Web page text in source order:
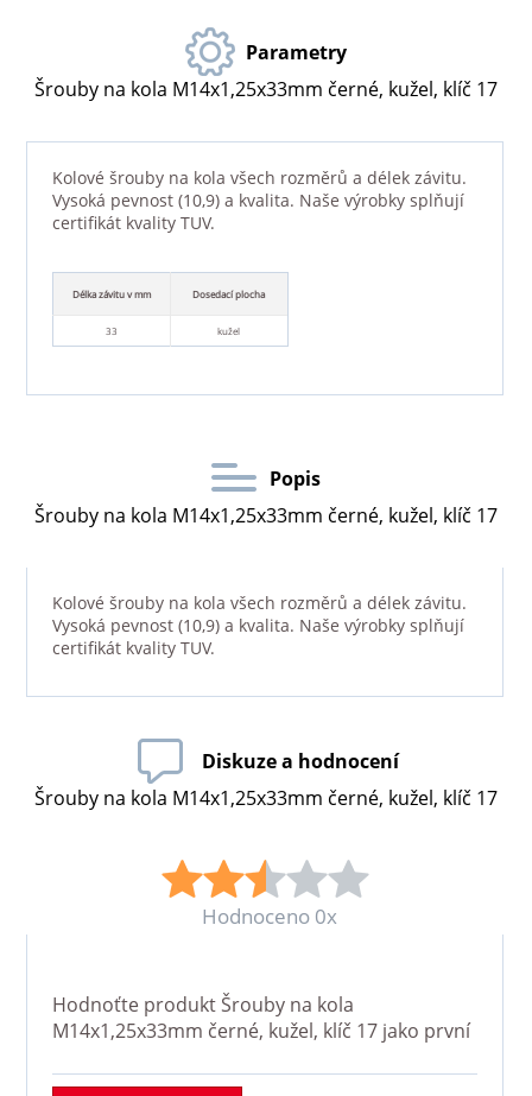
Parametry
Šrouby na kola M14x1,25x33mm černé, kužel, klíč 17
Kolové šrouby na kola všech rozměrů a délek závitu.
Vysoká pevnost (10,9) a kvalita. Naše výrobky splňují
certifikát kvality TUV.
Délka závitu v mm Dosedací plocha
33 kužel
Popis
Šrouby na kola M14x1,25x33mm černé, kužel, klíč 17
Kolové šrouby na kola všech rozměrů a délek závitu.
Vysoká pevnost (10,9) a kvalita. Naše výrobky splňují
certifikát kvality TUV.
Diskuze a hodnocení
Šrouby na kola M14x1,25x33mm černé, kužel, klíč 17
Hodnoceno 0x
Hodnoťte produktŠrouby na kola
M14x1,25x33mm černé, kužel, klíč 17jako první